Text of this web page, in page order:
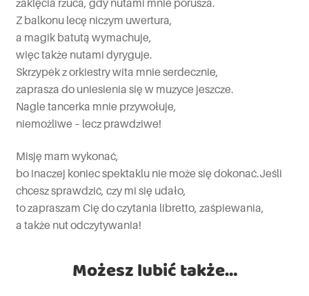
Z balkonu lecę niczym uwertura,
a magik batutą wymachuje,
więc także nutami dyryguje.
Skrzypek z orkiestry wita mnie serdecznie,
zaprasza do uniesienia się w muzyce jeszcze.
Nagle tancerka mnie przywołuje,
niemożliwe – lecz prawdziwe!
Misję mam wykonać,
bo inaczej koniec spektaklu nie może się dokonać.Jeśli
chcesz sprawdzić, czy mi się udało,
to zapraszam Cię do czytania libretto, zaśpiewania,
a także nut odczytywania!
Możesz lubić także…